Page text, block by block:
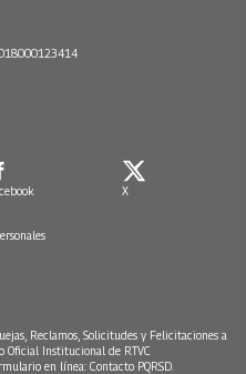
X
Reclamos, Solicitudes y Felicitaciones a
Institucional de RTVC
en línea: Contacto PQRSD.